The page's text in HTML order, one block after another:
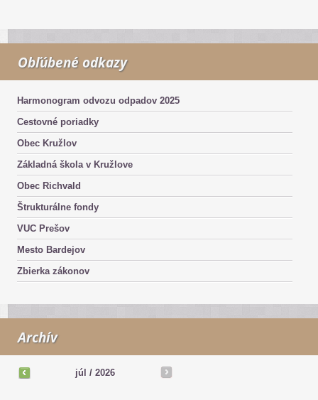
Obľúbené odkazy
Harmonogram odvozu odpadov 2025
Cestovné poriadky
Obec Kružlov
Základná škola v Kružlove
Obec Richvald
Štrukturálne fondy
VUC Prešov
Mesto Bardejov
Zbierka zákonov
Archív
júl / 2026